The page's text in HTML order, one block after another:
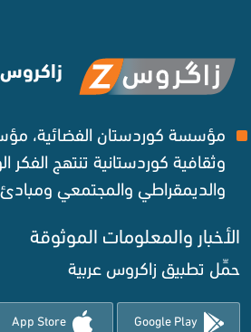
زاكروس
مؤسسة كوردستان الفضائية،
وثقافية كوردستانية تنتهج
والديمقراطي والمجتمعي ومبادئ
الأخبار والمعلومات الموثوقة‌
حمِّل تطبيق زاكروس عربية
Google Play
App Store